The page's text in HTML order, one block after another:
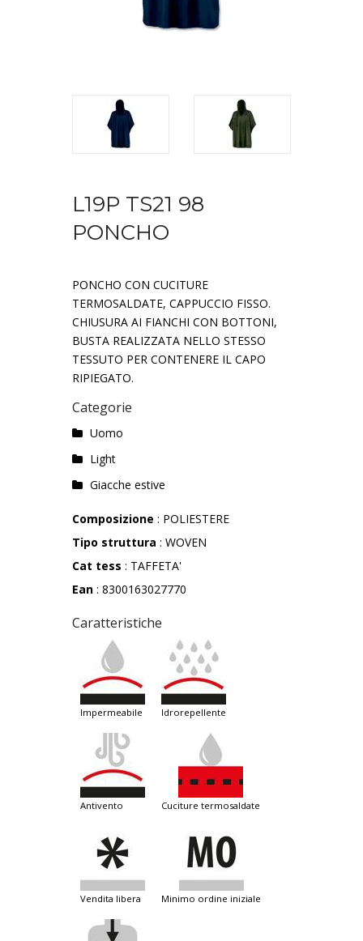
L19P TS21 98
PONCHO
PONCHO CON CUCITURE
TERMOSALDATE, CAPPUCCIO FISSO.
CHIUSURA AI FIANCHI CON BOTTONI,
BUSTA REALIZZATA NELLO STESSO
TESSUTO PER CONTENERE IL CAPO
RIPIEGATO.
Categorie
Uomo
Light
Giacche estive
Composizione : POLIESTERE
Tipo struttura : WOVEN
Cat tess : TAFFETA'
Ean : 8300163027770
Caratteristiche
impermeabile idrorepellente
antivento cuciture termosaldate
vendita libera minimo ordine iniziale